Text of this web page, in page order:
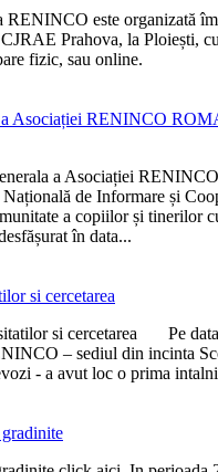
RENINCO este organizată
Prahova, la Ploiești, cu
fizic, sau online.
a Asociației RENINCO
de Informare și
a copiilor și tinerilor
în data...
si cercetarea Pe data
– sediul din incinta
- a avut loc o prima